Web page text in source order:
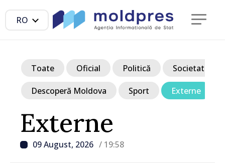
RO
Externe
09 August, 2026 / 19:58
Toate Oficial Politică Societate
Descoperă Moldova Sport Externe